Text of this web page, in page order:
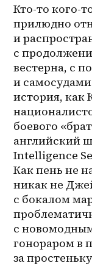
Кто-то кого-
прилюдно
и
с
вестерна, с
и
история, как
боевого
английский
Intelligence
Как пень не
никак не
с бокалом
с
гонораром в
за